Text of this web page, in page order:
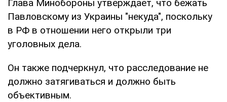
Глава Минобороны утверждает, что бежать
Павловскому из Украины "некуда", поскольку
в РФ в отношении него открыли три
уголовных дела.
Он также подчеркнул, что расследование не
должно затягиваться и должно быть
объективным.